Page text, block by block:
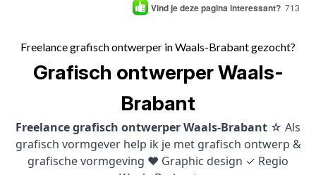
Vind je deze pagina interessant? 713
Freelance grafisch ontwerper in Waals-Brabant gezocht?
Grafisch ontwerper Waals-
Brabant
Freelance grafisch ontwerper Waals-Brabant ☆ Als
grafisch vormgever help ik je met grafisch ontwerp &
grafische vormgeving ♥ Graphic design ✓ Regio